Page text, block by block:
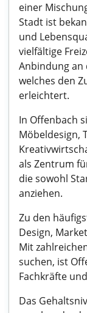
einer
Stadt ist
und
vielfältige
Anbindung an
welches den
erleichtert.
In Offenbach
Möbeldesign,
als Zentrum
die sowohl
anziehen.
Zu den
Design,
Mit
suchen, ist
Fachkräfte
Das